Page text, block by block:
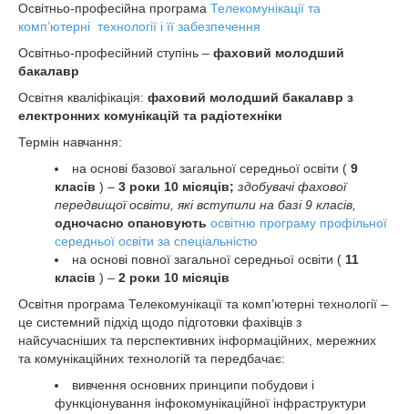
Освітньо-професійна програма Телекомунікації та
комп’ютерні технології і її забезпечення
Освітньо-професійний ступінь – фаховий молодший
бакалавр
Освітня кваліфікація: фаховий молодший бакалавр з
електронних комунікацій та радіотехніки
Термін навчання:
на основі базової загальної середньої освіти ( 9
класів ) – 3 роки 10 місяців; здобувачі фахової
передвищої освіти, які вступили на базі 9 класів,
одночасно опановують освітню програму профільної
середньої освіти за спеціальністю
на основі повної загальної середньої освіти ( 11
класів ) – 2 роки 10 місяців
Освітня програма Телекомунікації та комп’ютерні технології –
це системний підхід щодо підготовки фахівців з
найсучасніших та перспективних інформаційних, мережних
та комунікаційних технологій та передбачає:
вивчення основних принципи побудови і
функціонування інфокомунікаційної інфраструктури